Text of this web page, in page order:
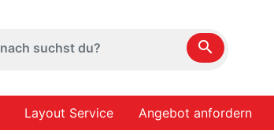
search
Layout Service Angebot anfordern